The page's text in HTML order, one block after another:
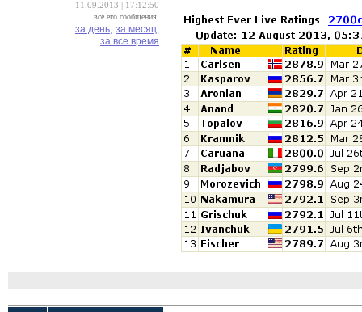
11.09.2013 | 17:12:50
все его сообщения:
за день, за месяц,
за все время